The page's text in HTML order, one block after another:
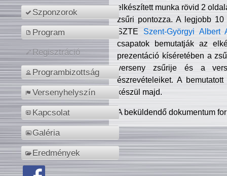
Szponzorok
Program
Regisztráció
Programbizottság
Versenyhelyszín
Kapcsolat
Galéria
Eredmények
elkészített munka rövid 2
zsűri pontozza. A legjobb
SZTE Szent-Györgyi Albert
csapatok bemutatják az
prezentáció kíséretében a
verseny zsűrije és a
észrevételeiket. A
készül majd.
A beküldendő dokumentum